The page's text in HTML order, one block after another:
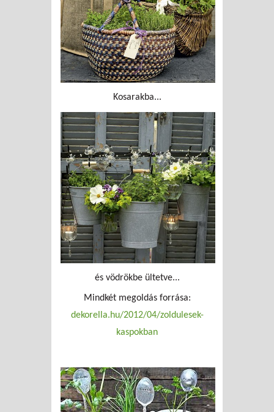
Kosarakba...
és vödrökbe ültetve...
Mindkét megoldás forrása:
dekorella.hu/2012/04/zoldulesek-
kaspokban